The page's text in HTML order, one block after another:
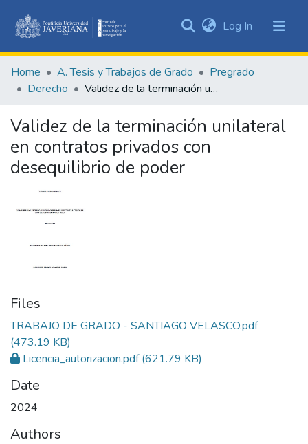
&
Collections
Statistics
Log In (current)
Home A. Tesis y Trabajos de Grado
Pregrado
Derecho
Validez de la terminación unilateral en contratos privados con desequilibrio de poder
Validez de la terminación unilateral
en contratos privados con
desequilibrio de poder
Files
TRABAJO DE GRADO - SANTIAGO VELASCO.pdf
(473.19 KB)
Licencia_autorizacion.pdf(621.79 KB)
Date
2024
Authors